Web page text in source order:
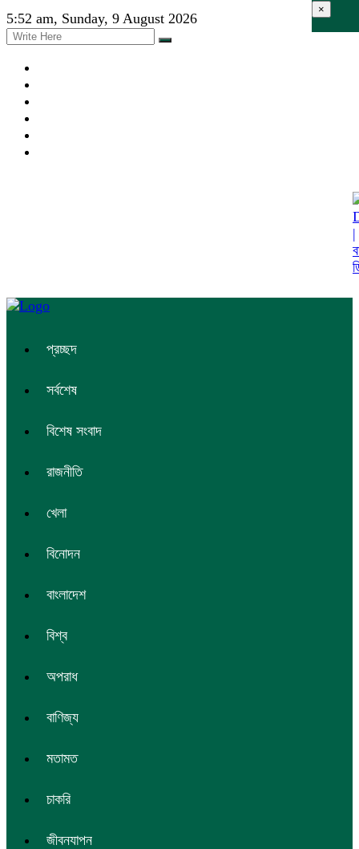
5:52 am, Sunday, 9 August 2026
প্রচ্ছদ
সর্বশেষ
বিশেষ সংবাদ
রাজনীতি
খেলা
বিনোদন
বাংলাদেশ
বিশ্ব
অপরাধ
বাণিজ্য
মতামত
চাকরি
জীবনযাপন
×